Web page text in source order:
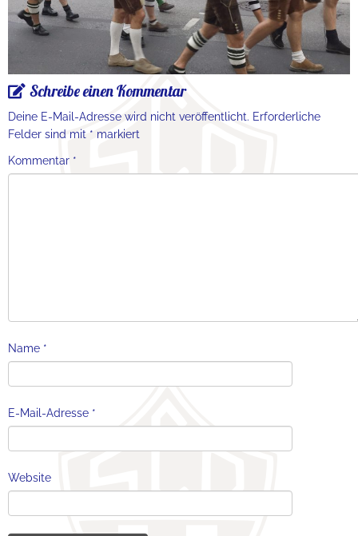
Schreibe einen Kommentar
Deine E-Mail-Adresse wird nicht veröffentlicht. Erforderliche
Felder sind mit * markiert
Kommentar *
Name *
E-Mail-Adresse *
Website